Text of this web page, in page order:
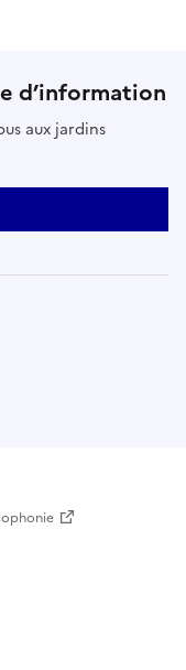
d’information
aux jardins